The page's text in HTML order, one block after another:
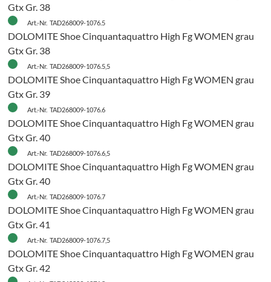
Gtx Gr. 38
Art.-Nr. TAD268009-1076.5
DOLOMITE Shoe Cinquantaquattro High Fg WOMEN grau
Gtx Gr. 38
Art.-Nr. TAD268009-1076.5,5
DOLOMITE Shoe Cinquantaquattro High Fg WOMEN grau
Gtx Gr. 39
Art.-Nr. TAD268009-1076.6
DOLOMITE Shoe Cinquantaquattro High Fg WOMEN grau
Gtx Gr. 40
Art.-Nr. TAD268009-1076.6,5
DOLOMITE Shoe Cinquantaquattro High Fg WOMEN grau
Gtx Gr. 40
Art.-Nr. TAD268009-1076.7
DOLOMITE Shoe Cinquantaquattro High Fg WOMEN grau
Gtx Gr. 41
Art.-Nr. TAD268009-1076.7,5
DOLOMITE Shoe Cinquantaquattro High Fg WOMEN grau
Gtx Gr. 42